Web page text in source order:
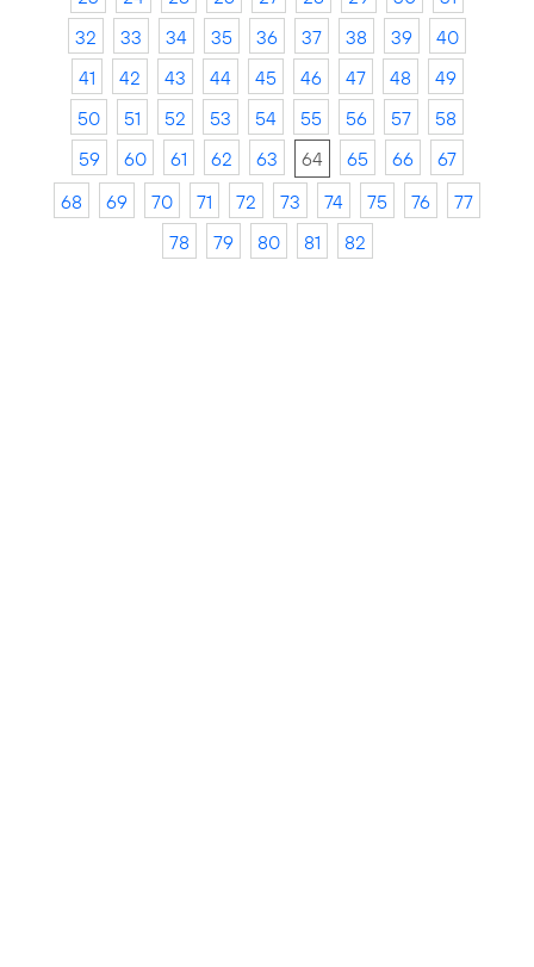
32
33 34 35 36 37 38 39
40
41
42 43 44 45 46 47 48
49
50
51 52 53 54 55 56 57
58
59
60 61 62 63 64 65 66
67
68
69 70 71 72 73 74 75 76
77
78
79 80 81 82